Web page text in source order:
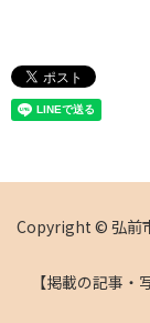
Copyright © 弘前
【掲載の記事・